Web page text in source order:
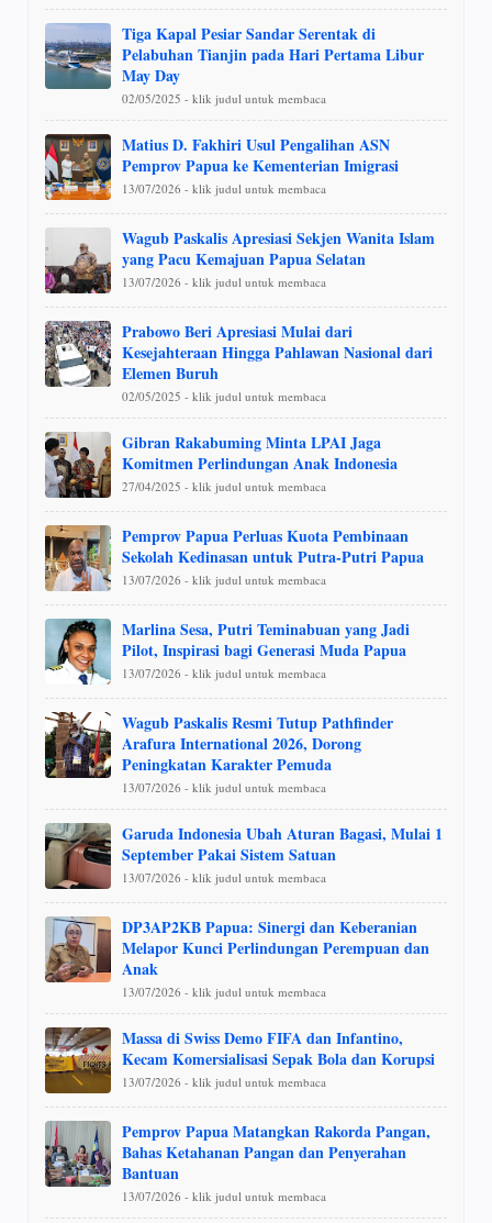
Tiga Kapal Pesiar Sandar Serentak di
Pelabuhan Tianjin pada Hari Pertama Libur
May Day
02/05/2025 - klik judul untuk membaca
Matius D. Fakhiri Usul Pengalihan ASN
Pemprov Papua ke Kementerian Imigrasi
13/07/2026 - klik judul untuk membaca
Wagub Paskalis Apresiasi Sekjen Wanita Islam
yang Pacu Kemajuan Papua Selatan
13/07/2026 - klik judul untuk membaca
Prabowo Beri Apresiasi Mulai dari
Kesejahteraan Hingga Pahlawan Nasional dari
Elemen Buruh
02/05/2025 - klik judul untuk membaca
Gibran Rakabuming Minta LPAI Jaga
Komitmen Perlindungan Anak Indonesia
27/04/2025 - klik judul untuk membaca
Pemprov Papua Perluas Kuota Pembinaan
Sekolah Kedinasan untuk Putra-Putri Papua
13/07/2026 - klik judul untuk membaca
Marlina Sesa, Putri Teminabuan yang Jadi
Pilot, Inspirasi bagi Generasi Muda Papua
13/07/2026 - klik judul untuk membaca
Wagub Paskalis Resmi Tutup Pathfinder
Arafura International 2026, Dorong
Peningkatan Karakter Pemuda
13/07/2026 - klik judul untuk membaca
Garuda Indonesia Ubah Aturan Bagasi, Mulai 1
September Pakai Sistem Satuan
13/07/2026 - klik judul untuk membaca
DP3AP2KB Papua: Sinergi dan Keberanian
Melapor Kunci Perlindungan Perempuan dan
Anak
13/07/2026 - klik judul untuk membaca
Massa di Swiss Demo FIFA dan Infantino,
Kecam Komersialisasi Sepak Bola dan Korupsi
13/07/2026 - klik judul untuk membaca
Pemprov Papua Matangkan Rakorda Pangan,
Bahas Ketahanan Pangan dan Penyerahan
Bantuan
13/07/2026 - klik judul untuk membaca